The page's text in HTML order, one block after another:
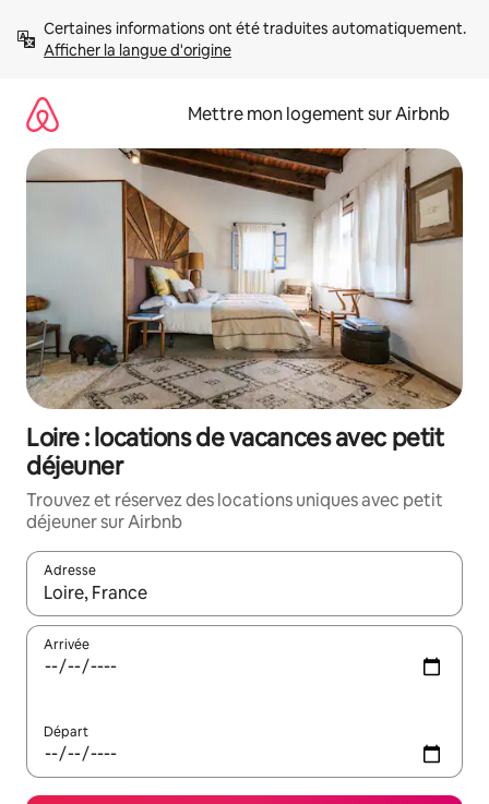
directement
Afficher la langue d'origine
Mettre mon logement sur Airbnb
Loire : locations de vacances avec petit
déjeuner
Trouvez et réservez des locations uniques avec petit
déjeuner sur Airbnb
Adresse
Lorsque les résultats s'affichent, utilisez les flèches vers le
Arrivée
Départ